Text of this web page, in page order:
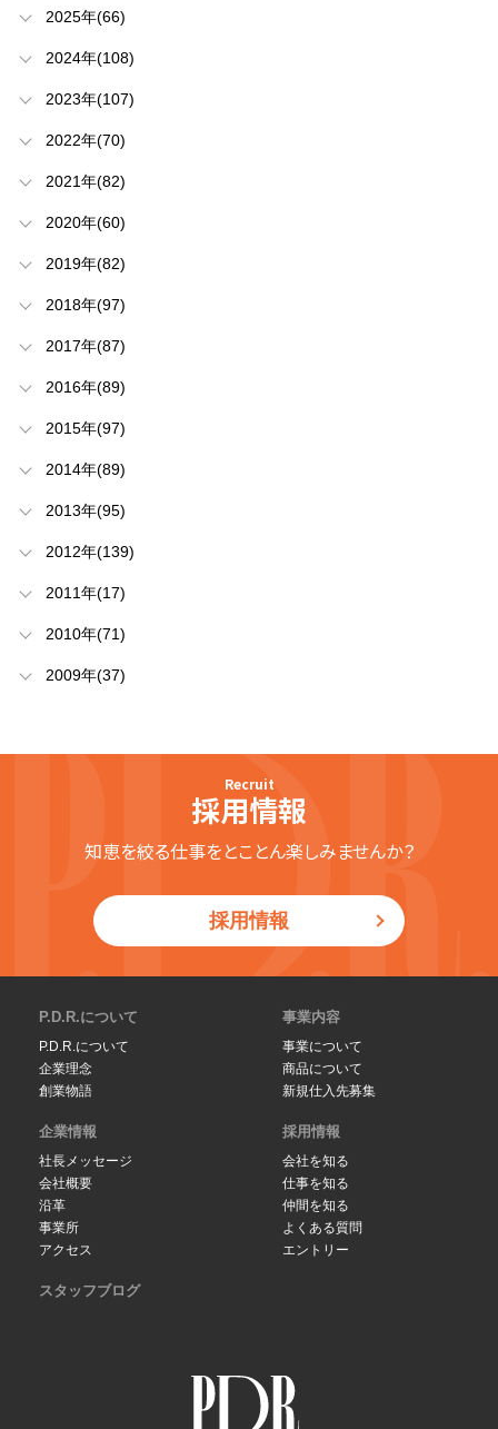
2025年(66)
2024年(108)
2023年(107)
2022年(70)
2021年(82)
2020年(60)
2019年(82)
2018年(97)
2017年(87)
2016年(89)
2015年(97)
2014年(89)
2013年(95)
2012年(139)
2011年(17)
2010年(71)
2009年(37)
Recruit
採用情報
知恵を絞る仕事をとことん楽しみませんか？
採用情報
P.D.R.について
P.D.R.について
企業理念
創業物語
事業内容
事業について
商品について
新規仕入先募集
企業情報
社長メッセージ
会社概要
沿革
事業所
アクセス
採用情報
会社を知る
仕事を知る
仲間を知る
よくある質問
エントリー
スタッフブログ